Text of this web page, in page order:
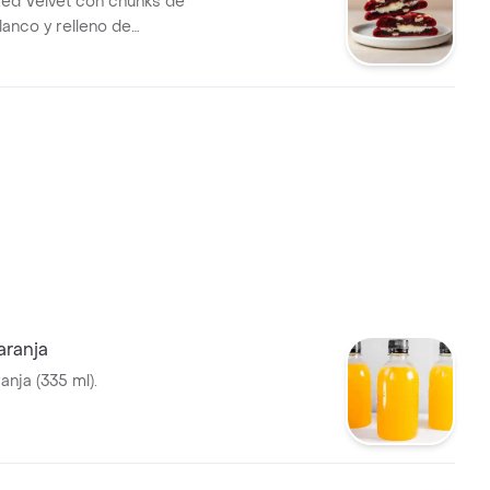
y relleno de
(335 ml).